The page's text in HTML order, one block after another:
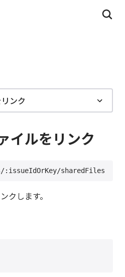
ンク
イルをリンク
クします。